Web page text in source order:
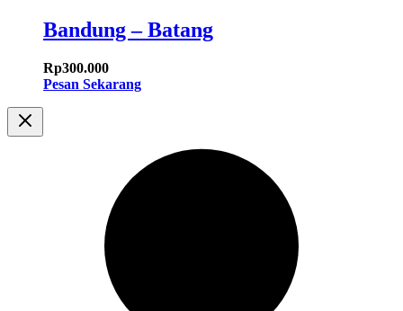
Bandung – Batang
Rp300.000
Pesan Sekarang